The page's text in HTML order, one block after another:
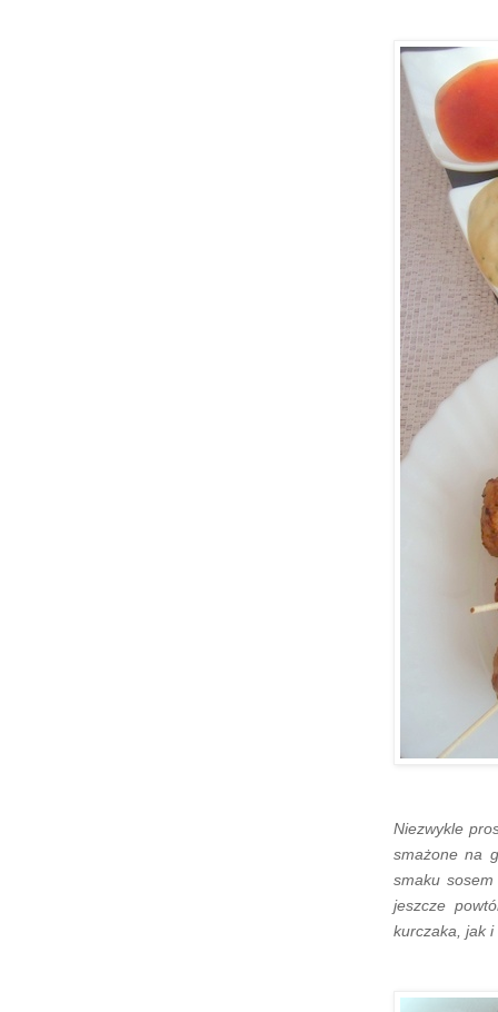
Niezwykle
smażone na
smaku
jeszcze
kurczaka, jak i